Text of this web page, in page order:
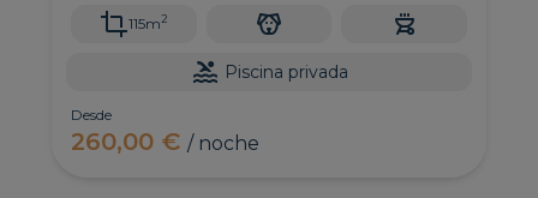
115m2
Piscina privada
Desde
260,00 €/ noche